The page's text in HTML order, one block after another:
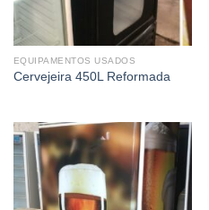
EQUIPAMENTOS USADOS
Cervejeira 450L Reformada